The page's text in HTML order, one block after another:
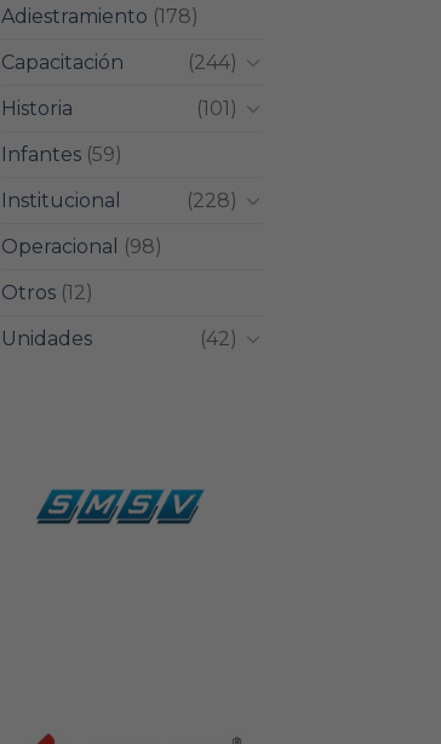
Adiestramiento (178)
Capacitación
(244)
Historia
(101)
Infantes(59)
Institucional
(228)
Operacional
(98)
Otros(12)
Unidades
(42)